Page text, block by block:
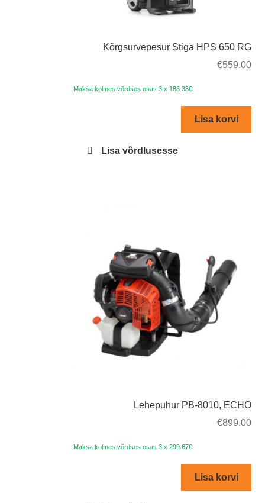
Kõrgsurvepesur Stiga HPS 650 RG
€559.00
Maksa kolmes võrdses osas 3 x 186.33€
Lisa korvi
Lisa võrdlusesse
Lehepuhur PB-8010, ECHO
€899.00
Maksa kolmes võrdses osas 3 x 299.67€
Lisa korvi